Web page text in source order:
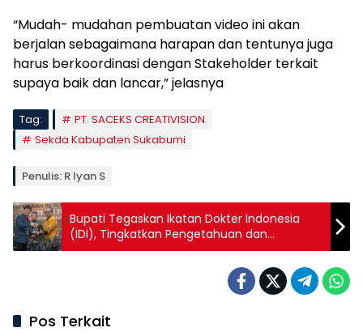
“Mudah- mudahan pembuatan video ini akan
berjalan sebagaimana harapan dan tentunya juga
harus berkoordinasi dengan Stakeholder terkait
supaya baik dan lancar,” jelasnya
Tag:
PT. SACEKS CREATIVISION
Sekda Kabupaten Sukabumi
Penulis: R Iyan S
Bupati Tegaskan Ikatan Dokter Indonesia
(IDI), Tingkatkan Pengetahuan dan
Perkembangan Zaman
Pos Terkait